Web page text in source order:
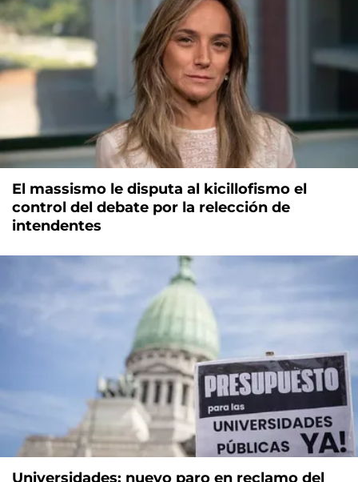
El massismo le disputa al kicillofismo el
control del debate por la relección de
intendentes
Universidades: nuevo paro en reclamo del